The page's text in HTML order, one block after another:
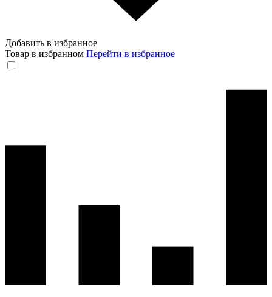
Добавить в избранное
Товар в избранном Перейти в избранное